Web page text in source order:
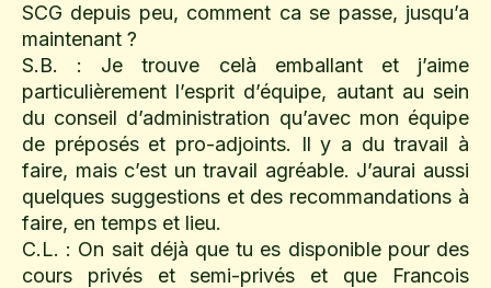
SCG depuis peu, comment ca se passe, jusqu’a
maintenant ?
S.B. : Je trouve celà emballant et j’aime
particulièrement l’esprit d’équipe, autant au sein
du conseil d’administration qu’avec mon équipe
de préposés et pro-adjoints. Il y a du travail à
faire, mais c’est un travail agréable. J’aurai aussi
quelques suggestions et des recommandations à
faire, en temps et lieu.
C.L. : On sait déjà que tu es disponible pour des
cours privés et semi-privés et que Francois